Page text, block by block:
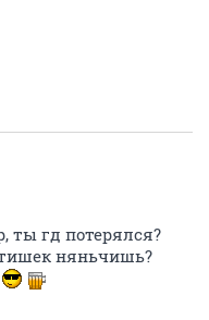
ты гд потерялся?
няньчишь?